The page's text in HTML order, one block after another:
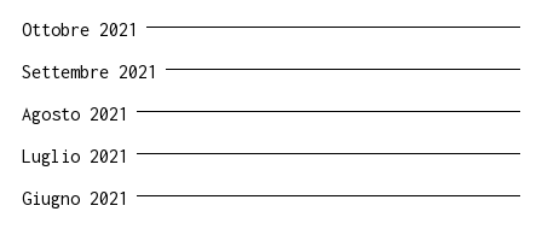
Ottobre 2021
Settembre 2021
Agosto 2021
Luglio 2021
Giugno 2021